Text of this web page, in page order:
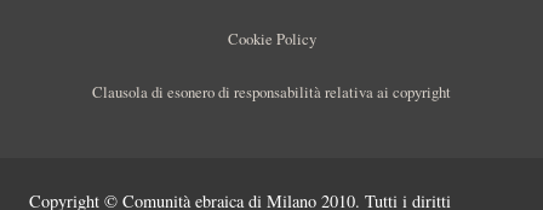
Cookie Policy
Clausola di esonero di responsabilità relativa ai copyright
Copyright © Comunità ebraica di Milano 2010. Tutti i diritti